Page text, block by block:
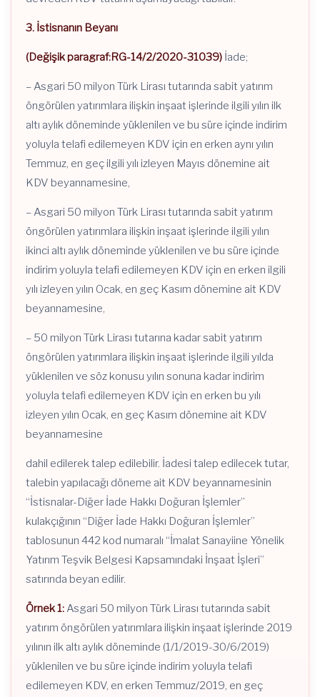
3. İstisnanın Beyanı
(Değişik paragraf:RG-14/2/2020-31039) İade;
– Asgari 50 milyon Türk Lirası tutarında sabit yatırım
öngörülen yatırımlara ilişkin inşaat işlerinde ilgili yılın ilk
altı aylık döneminde yüklenilen ve bu süre içinde indirim
yoluyla telafi edilemeyen KDV için en erken aynı yılın
Temmuz, en geç ilgili yılı izleyen Mayıs dönemine ait
KDV beyannamesine,
– Asgari 50 milyon Türk Lirası tutarında sabit yatırım
öngörülen yatırımlara ilişkin inşaat işlerinde ilgili yılın
ikinci altı aylık döneminde yüklenilen ve bu süre içinde
indirim yoluyla telafi edilemeyen KDV için en erken ilgili
yılı izleyen yılın Ocak, en geç Kasım dönemine ait KDV
beyannamesine,
– 50 milyon Türk Lirası tutarına kadar sabit yatırım
öngörülen yatırımlara ilişkin inşaat işlerinde ilgili yılda
yüklenilen ve söz konusu yılın sonuna kadar indirim
yoluyla telafi edilemeyen KDV için en erken bu yılı
izleyen yılın Ocak, en geç Kasım dönemine ait KDV
beyannamesine
dahil edilerek talep edilebilir. İadesi talep edilecek tutar,
talebin yapılacağı döneme ait KDV beyannamesinin
“İstisnalar-Diğer İade Hakkı Doğuran İşlemler”
kulakçığının “Diğer İade Hakkı Doğuran İşlemler”
tablosunun 442 kod numaralı “İmalat Sanayiine Yönelik
Yatırım Teşvik Belgesi Kapsamındaki İnşaat İşleri”
satırında beyan edilir.
Örnek 1: Asgari 50 milyon Türk Lirası tutarında sabit
yatırım öngörülen yatırımlara ilişkin inşaat işlerinde 2019
yılının ilk altı aylık döneminde (1/1/2019-30/6/2019)
yüklenilen ve bu süre içinde indirim yoluyla telafi
edilemeyen KDV, en erken Temmuz/2019, en geç